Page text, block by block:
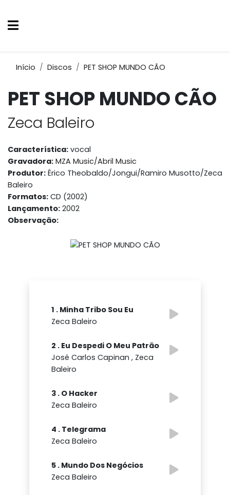
Início Discos PET SHOP MUNDO CÃO
PET SHOP MUNDO CÃO
Zeca Baleiro
Característica: vocal
Gravadora: MZA Music/Abril Music
Produtor: Érico Theobaldo/Jongui/Ramiro Musotto/Zeca
Baleiro
Formatos: CD (2002)
Lançamento: 2002
Observação:
1 . Minha Tribo Sou Eu
Zeca Baleiro
2 . Eu Despedi O Meu Patrão
José Carlos Capinan , Zeca
Baleiro
3 . O Hacker
Zeca Baleiro
4 . Telegrama
Zeca Baleiro
5 . Mundo Dos Negócios
Zeca Baleiro